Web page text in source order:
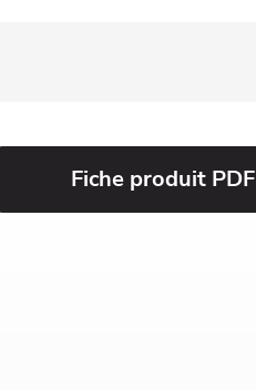
Fiche produit PDF